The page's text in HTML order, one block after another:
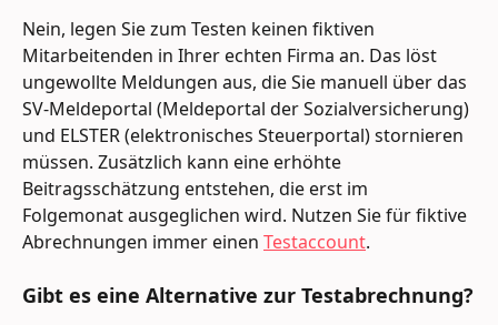
Nein, legen Sie zum Testen keinen fiktiven
Mitarbeitenden in Ihrer echten Firma an. Das löst
ungewollte Meldungen aus, die Sie manuell über das
SV-Meldeportal (Meldeportal der Sozialversicherung)
und ELSTER (elektronisches Steuerportal) stornieren
müssen. Zusätzlich kann eine erhöhte
Beitragsschätzung entstehen, die erst im
Folgemonat ausgeglichen wird. Nutzen Sie für fiktive
Abrechnungen immer einen Testaccount.
Gibt es eine Alternative zur Testabrechnung?